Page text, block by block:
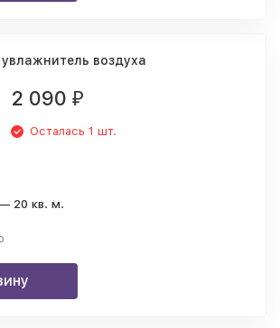
воздуха
2 090 ₽
Осталась 1 шт.
20 кв. м.